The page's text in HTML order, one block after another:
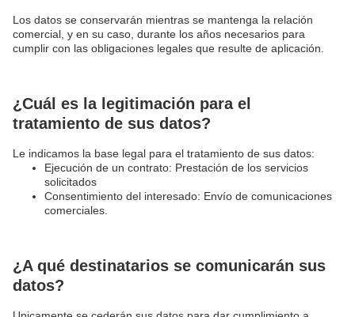
Los datos se conservarán mientras se mantenga la relación
comercial, y en su caso, durante los años necesarios para
cumplir con las obligaciones legales que resulte de aplicación.
¿Cuál es la legitimación para el
tratamiento de sus datos?
Le indicamos la base legal para el tratamiento de sus datos:
Ejecución de un contrato: Prestación de los servicios
solicitados
Consentimiento del interesado: Envío de comunicaciones
comerciales.
¿A qué destinatarios se comunicarán sus
datos?